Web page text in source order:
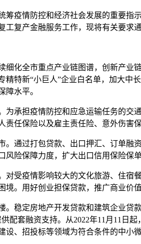
疫情防控和经济社会发展的重要指
复产金融服务工作，现将有关要求通
化全市重点产业链图谱，创新产业
精特新“小巨人”企业白名单，加大中
障水平。
承担疫情防控和应急运输任务的交
责任保险以及雇主责任险、意外伤害
通过打包贷款、出口押汇、订单融
风险保障力度，扩大出口信用保险保
受疫情影响较大的文化旅游、住宿
境。用好创业担保贷款，推广商业价
定房地产开发贷款和建筑企业贷
配套融资支持。从2022年11月11日
设、招投标等领域为符合条件的中小